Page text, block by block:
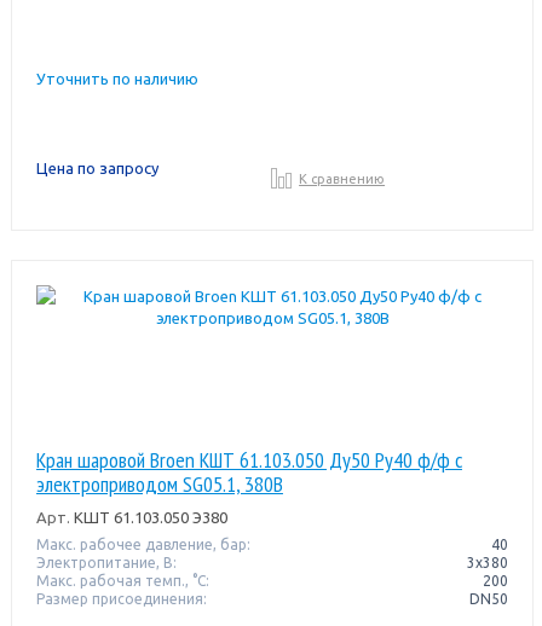
Уточнить по наличию
Цена по запросу
К сравнению
Кран шаровой Broen КШТ 61.103.050 Ду50 Pу40 ф/ф с
электроприводом SG05.1, 380В
Арт. КШТ 61.103.050 Э380
Макс. рабочее давление, бар:
40
Электропитание, В:
3x380
Макс. рабочая темп., °С:
200
Размер присоединения:
DN50